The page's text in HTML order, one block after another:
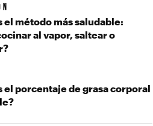
el método más saludable:
al vapor, saltear o
el porcentaje de grasa corporal